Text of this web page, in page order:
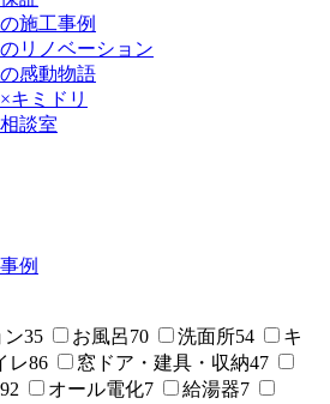
例
ン35 お風呂70 洗面所54
キ
レ86 窓ドア・建具・収納47
92 オール電化7 給湯器7